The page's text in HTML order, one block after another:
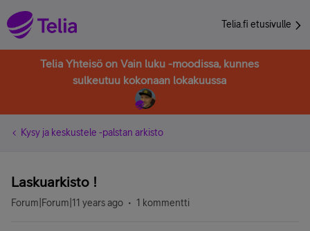
Telia.fi etusivulle
Telia Yhteisö on Vain luku -moodissa, kunnes
sulkeutuu kokonaan lokakuussa
Kysy ja keskustele -palstan arkisto
Laskuarkisto !
Forum|Forum|11 years ago 1 kommentti